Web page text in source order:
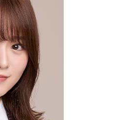
自撮りしていたら、ガイドが「撮
リでポーズを取っていたら……ス
い 「日本人はカモ代表かも」
た」 / まとめるZ
いる猫に突進していき夫婦で交互
NEW! (8/6 12:05)
ない新世代の若虎ファン！黄金
ファン事情と驚きのリアル / 2ch
(8/6 11:47)
れたらどうする？画像 / 2chまと
6 11:47)
ソフトバンクの一人勝ち？パリ